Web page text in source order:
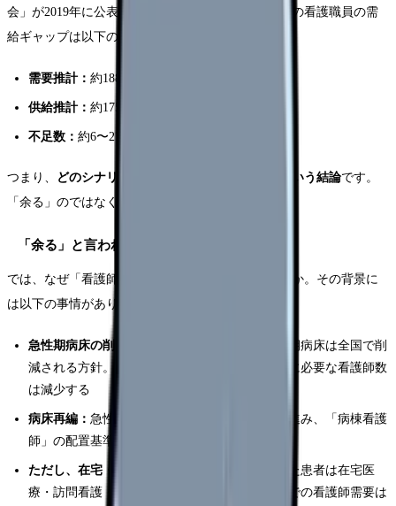
会」が2019年に公表した推計によると、2025年時点の看護職員の需
給ギャップは以下のとおりです。
需要推計： 約188〜202万人
供給推計： 約175〜182万人
不足数： 約6〜27万人（シナリオによって変動）
つまり、 どのシナリオでも看護師は「不足する」という結論です。
「余る」のではなく、足りないのです。
「余る」と言われる理由の正体
では、なぜ「看護師が余る」と言われるのでしょうか。その背景に
は以下の事情があります。
急性期病床の削減：
地域医療構想により、急性期病床は全国で削
減される方針。急性期「だけ」を見ると、確かに必要な看護師数
は減少する
病床再編： 急性期→回復期・慢性期への転換が進み、「病棟看護
師」の配置基準が変わる
ただし、在宅・地域への移行：
病院から退院した患者は在宅医
療・訪問看護・介護施設に移行するため、そこでの看護師需要は